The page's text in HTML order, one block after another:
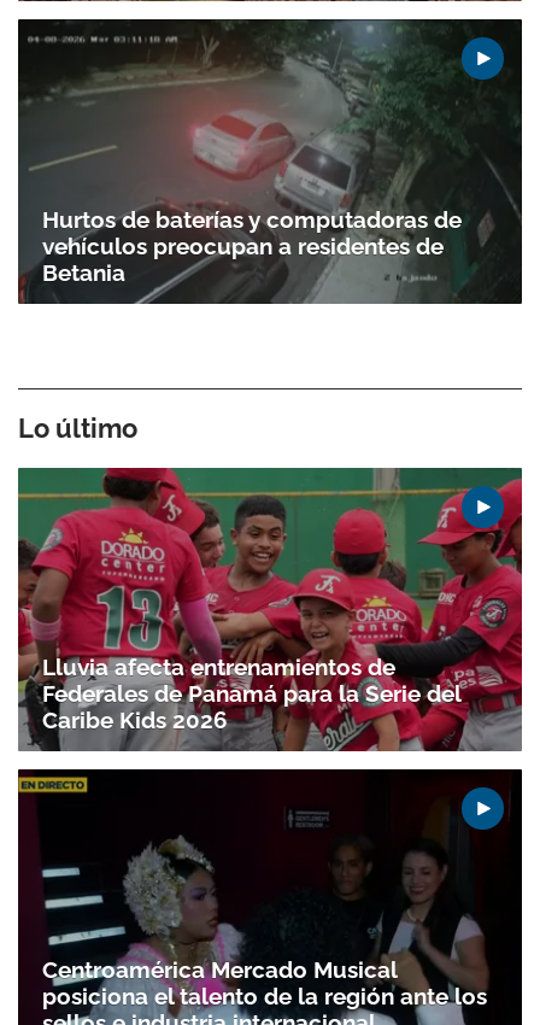
Hurtos de baterías y computadoras de
vehículos preocupan a residentes de
Betania
Lo último
Lluvia afecta entrenamientos de
Federales de Panamá para la Serie del
Caribe Kids 2026
Centroamérica Mercado Musical
posiciona el talento de la región ante los